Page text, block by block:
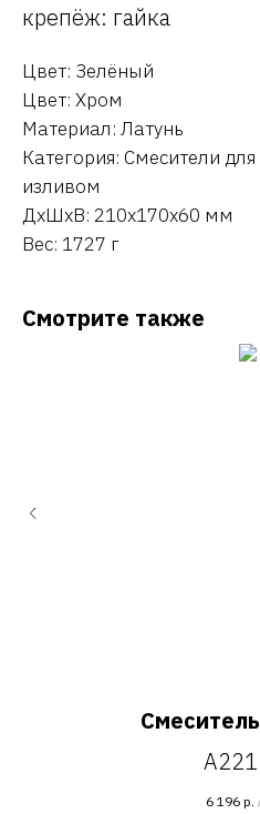
крепёж: гайка
Цвет: Зелёный
Цвет: Хром
Материал: Латунь
Категория: Смесители
изливом
ДxШxВ: 210x170x60 мм
Вес: 1727 г
Смотрите также
смеситель ванно-
6 196 р. /